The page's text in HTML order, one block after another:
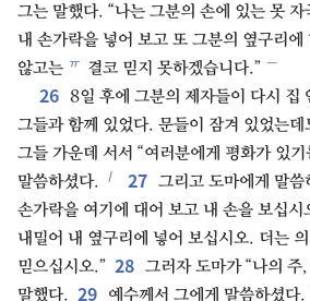
그는 말했다. “나는 그분의 손에 있는 못 자
내 손가락을 넣어 보고 또 그분의 옆구리에
않고는 ㅠ 결코 믿지 못하겠습니다.” ㅡ
26 8일 후에 그분의 제자들이 다시 집
그들과 함께 있었다. 문들이 잠겨 있었는데
그들 가운데 서서 “여러분에게 평화가 있
말씀하셨다. ㅣ 27 그리고 도마에게 말씀
손가락을 여기에 대어 보고 내 손을 보십
내밀어 내 옆구리에 넣어 보십시오. 더는 의
믿으십시오.” 28 그러자 도마가 “나의 주
말했다. 29 예수께서 그에게 말씀하셨다.